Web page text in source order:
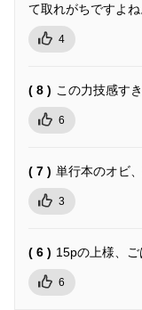
て取れがちですよね
4
( 8 ) この力技感す
6
( 7 ) 単行本のオビ
3
( 6 ) 15pの上様、
6